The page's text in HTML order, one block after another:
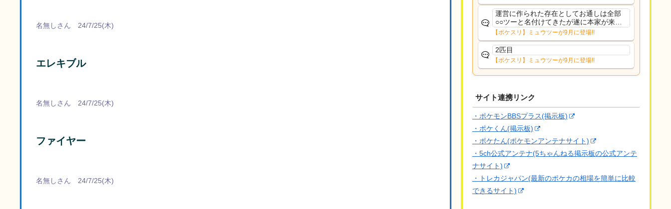
名無しさん 24/7/25(木)
エレキブル
名無しさん 24/7/25(木)
ファイヤー
名無しさん 24/7/25(木)
運営に作られた存在としてお通しは全部
○○ツーと名付けてきたが遂に本家が来て
しまった
【ポケスリ】ミュウツーが9月に登場!!
2匹目
【ポケスリ】ミュウツーが9月に登場!!
サイト連携リンク
・ポケモンBBSプラス(掲示板)
・ポケくん(掲示板)
・ポケたん(ポケモンアンテナサイト)
・5ch公式アンテナ(5ちゃんねる掲示板の公式アンテ
ナサイト)
・トレカジャパン(最新のポケカの相場を簡単に比較
できるサイト)